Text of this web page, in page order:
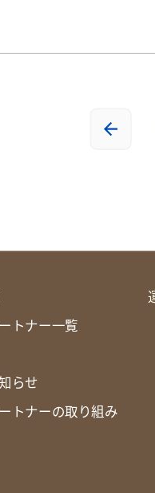
トナー一覧
らせ
トナーの取り組み